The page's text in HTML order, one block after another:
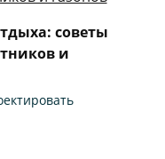
советы
и